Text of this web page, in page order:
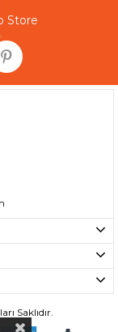
Store
Saklıdır.